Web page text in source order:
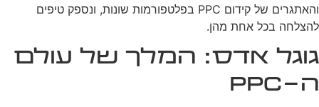
והאתגרים של קידום PPC בפלטפורמות שונות, ונספק טיפים
להצלחה בכל אחת מהן.
גוגל אדס: המלך של עולם
ה-PPC